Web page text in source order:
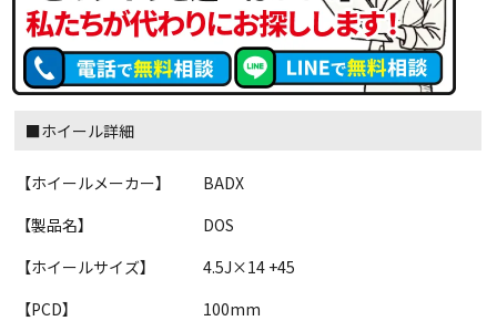
■ホイール詳細
【ホイールメーカー】
BADX
【製品名】
DOS
【ホイールサイズ】
4.5J×14 +45
【PCD】
100mm